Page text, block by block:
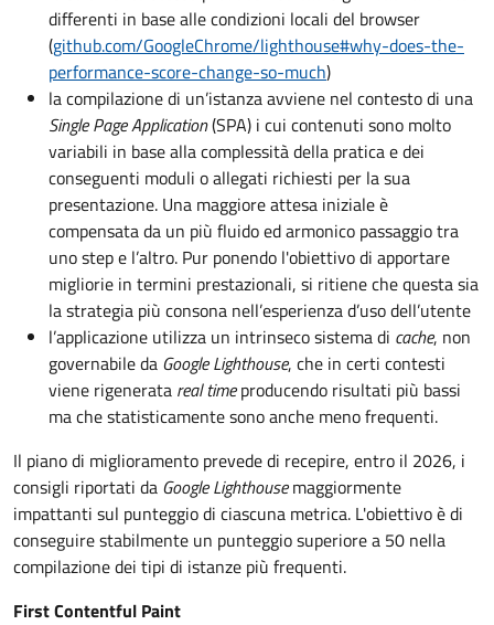
differenti in base alle condizioni locali del browser
(github.com/GoogleChrome/lighthouse#why-does-the-
performance-score-change-so-much)
la compilazione di un’istanza avviene nel contesto di una
Single Page Application(SPA) i cui contenuti sono molto
variabili in base alla complessità della pratica e dei
conseguenti moduli o allegati richiesti per la sua
presentazione. Una maggiore attesa iniziale è
compensata da un più fluido ed armonico passaggio tra
uno step e l’altro. Pur ponendo l'obiettivo di apportare
migliorie in termini prestazionali, si ritiene che questa sia
la strategia più consona nell’esperienza d’uso dell’utente
l’applicazione utilizza un intrinseco sistema di cache, non
governabile da Google Lighthouse, che in certi contesti
viene rigenerata real timeproducendo risultati più bassi
ma che statisticamente sono anche meno frequenti.
Il piano di miglioramento prevede di recepire, entro il 2026, i
consigli riportati da Google Lighthousemaggiormente
impattanti sul punteggio di ciascuna metrica. L'obiettivo è di
conseguire stabilmente un punteggio superiore a 50 nella
compilazione dei tipi di istanze più frequenti.
First Contentful Paint